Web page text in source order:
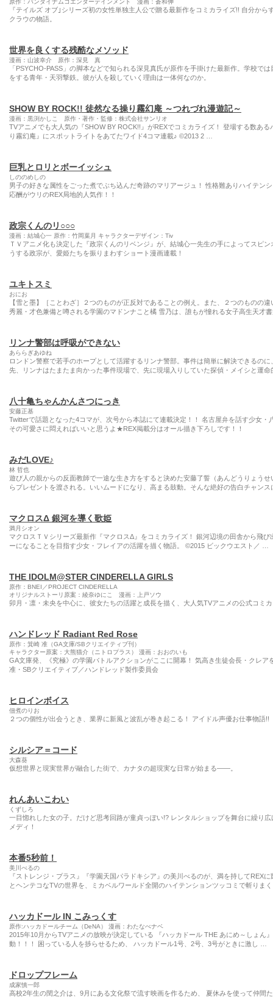
原作：バンダイナムコエンターテインメント 漫画：蒼和伸
『テイルズ オブ｣シリーズ初の女性単独主人公で贈る最新作をコミカライズ!! 自分か
クラウの物語。
世界を良くする残酷なメソッド
漫画：山波幸介 原作：深見 真
「PSYCHO-PASS」の脚本などで知られる深見真氏が原作を手掛けた最新作。学校で
をする青年・天羽撃鉄。彼が人を殺していく理由は一体何なのか。
SHOW BY ROCK!! 徒然なる操り霧幻庵 ～つれづれ漫遊記～
漫画：黒渕かしこ 原作・著作・監修：株式会社サンリオ
TVアニメでも大人気の『SHOW BY ROCK!!』がREXでコミカライズ！ 登場する数あ
り霧幻庵』にスポットライトをあてたワイド4コマ連載♪ ©2013 2 …
巨乳とロリとボーイッシュ
しののめしの
男子の好きな属性をごった煮でぶち込んだ奇跡のマリアージュ！ 性格難ありハイテン
応酬がウリのREX局地的人気作！！
政宗くんのリ○○○
漫画：結城心一 原作：竹岡葉月 キャラクターデザイン：Tiv
ＴＶアニメ化も決定した『政宗くんのリベンジ』が、結城心一先生の手によってスピ
うする政宗が、愛姫たちを振りまわすショート漫画連載！
ユキトスミ
おにお
【雪と墨】［ことわざ］２つのものが正反対であることの例え。また、２つのものの
秀麗・才色兼備と噂される学園のマドンナこと橘 雪乃は、誰もが憧れる女子高生天才
リンナ警部は呼吸ができない
あららぎあゆね
ロンドン警察で若手のホープとして活躍するリンナ警部。事件は簡単に解決できるの
先、リンナはたまたま向かった事件現場で、先に現場入りしていた探偵・メイシと運
八十亀ちゃんかんさつにっき
安藤正基
Twitterで話題となった4コマが、次号から本誌にて連載決定！！ 名古屋弁を話す少女
その可愛さに悶えればいいと思うよ★REX掲載分はオール描き下ろしです！！
みだLOVE♪
林 哲也
遊び人の親からの反面教師で一途な生き方をすると決めた安藤了誓（あんどうりょう
らプレゼントを渡される。いいムードになり、高まる鼓動。そんな絶好の告白チャン
マクロスΔ 銀河を導く歌姫
満月シオン
マクロスＴＶシリーズ最新作『マクロスΔ』をコミカライズ！ 銀河辺境の田舎から飛
ーになることを目指す少女・フレイアの活躍を描く物語。 ©2015 ビックウエスト／ …
THE IDOLM@STER CINDERELLA GIRLS
原作：BNEI／PROJECT CINDERELLA
オリジナルストーリ原案：綾奈ゆにこ 漫画：上戸ソウ
卯月・凛・未央を中心に、彼女たちの活躍と成長を描く、大人気TVアニメの公式コミ
ハンドレッド Radiant Red Rose
原作：箕崎 准（GA文庫/SBクリエイティブ刊）
キャラクター原案：大熊猫介（ニトロプラス） 漫画：おおのいも
GA文庫発、《究極》の学園バトルアクションがここに開幕！ 気高き生徒会長・クレ
准・SBクリエイティブ／ハンドレッド製作委員会
ヒロインボイス
佃煮のりお
２つの個性が出会うとき、業界に新風と波乱が巻き起こる！ アイドル声優お仕事物語!!
シルシア＝コード
大森葵
仮想世界と現実世界が融合した街で、カナタの超現実な日常が始まる――。
れんあいこわい
くずしろ
一目惚れした女の子。だけど思考回路が童貞っぽい!? レンタルショップを舞台に繰り
メディ！
本番5秒前！
美川べるの
『ストレンジ・プラス』『学園天国パラドキシア』の美川べるのが、満を持してREX
とヘンテコなTVの世界を、ミカベルワールド全開のハイテンションツッコミで斬りま
ハッカドール IN こみっくす
原作:ハッカドールチーム（DeNA） 漫画：わたなべナベ
2015年10月からTVアニメの放映が決定している 『ハッカドール THE あにめ～しょん
動！！！ 困っている人を捗らせるため、 ハッカドール1号、2号、3号がときに激し …
ドロップフレーム
成家慎一郎
高校2年生の閏之介は、9月にある文化祭で流す映画を作るため、 夏休みを使って仲間